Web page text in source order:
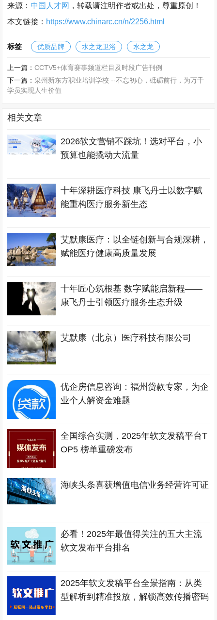
来源： 中国人才网 ，转载请注明作者或出处，尊重原创！
本文链接： https://www.chinarc.cn/n/2256.html
标签 优质品牌 水之龙卫浴 水之龙
上一篇：CCTV5+体育赛事频道栏目及时段广告刊例
下一篇： 泉州新东方职业培训学校 --不忘初心，砥砺前行，为万千
学员实现人生价值
相关文章
2026软文营销不踩坑！选对平台，小
预算也能撬动大流量
十年深耕医疗科技 康飞丹士以数字赋
能重构医疗服务新生态
艾默康医疗：以全链创新与合规深耕，
赋能医疗健康高质量发展
十年匠心筑根基 数字赋能启新程——
康飞丹士引领医疗服务生态升级
艾默康（北京）医疗科技有限公司
优企房信息咨询：福州贷款专家，为企
业个人解资金难题
全国综合实测，2025年软文发稿平台T
OP5 榜单重磅发布
海峡头条喜获增值电信业务经营许可证
必看！2025年最值得关注的五大主流
软文发布平台排名
2025年软文发稿平台全景指南：从类
型解析到精准投放，解锁高效传播密码